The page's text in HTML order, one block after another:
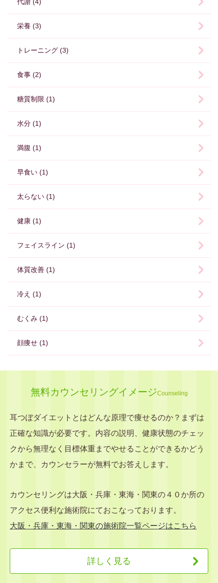
栄養 (3)
トレーニング (3)
食事 (2)
糖質制限 (1)
水分 (1)
満腹 (1)
早食い (1)
太らない (1)
健康 (1)
フェイスライン (1)
体質改善 (1)
冷え (1)
むくみ (1)
顔痩せ (1)
無料カウンセリングイメージCounseling
耳つぼダイエットとはどんな原理で痩せるのか？まずは
正確な知識が必要です。内容の説明、健康状態のチェッ
クから無理なく目標体重までやせることができるかどう
かまで、カウンセラーが無料でお答えします。
カウンセリングは大阪・兵庫・東海・関東の４０か所の
アクセス便利な施術院にておこなっております。
大阪・兵庫・東海・関東の施術院一覧ページはこちら
詳しく見る